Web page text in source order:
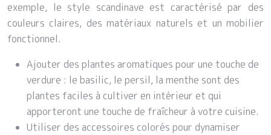
exemple, le style scandinave est caractérisé par des
couleurs claires, des matériaux naturels et un mobilier
fonctionnel.
Ajouter des plantes aromatiques pour une touche de
verdure : le basilic, le persil, la menthe sont des
plantes faciles à cultiver en intérieur et qui
apporteront une touche de fraîcheur à votre cuisine.
Utiliser des accessoires colorés pour dynamiser